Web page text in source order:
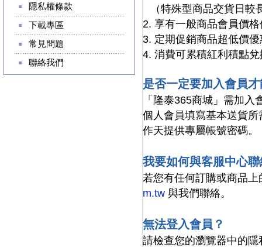
隱私權條款
下載專區
常見問題
聯絡我們
（特殊型商品交貨日
2. 享有一般商品會員價
3. 定期促銷商品超低價優
4. 消費可累積紅利積點
是否一定要加入會員
「隆泰365商城」需加
個人會員填寫基本送貨
作天提供專屬帳號密碼。
我要如何與客服中心
若您有任何訂購或商品
m.tw 與我們聯絡。
無法登入會員？
請檢查您的瀏覽器中的